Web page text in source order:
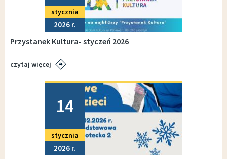
stycznia
2026
Przystanek Kultura- styczeń 2026
czytaj więcej
14
stycznia
2026